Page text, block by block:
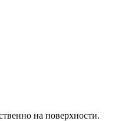
на поверхности.